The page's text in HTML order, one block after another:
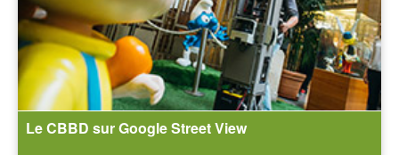
Le CBBD sur Google Street View